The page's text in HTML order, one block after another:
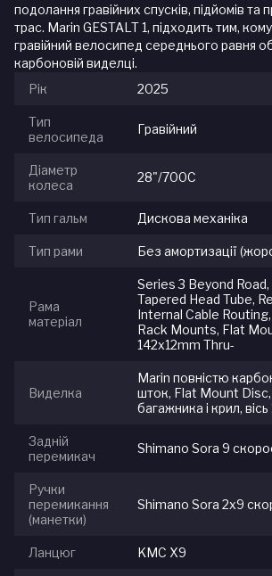
подолання гравійних спусків, підйомів та
трас. Marin GESTALT 1, підходить тим,
гравійний велосипед середнього равня
карбоновій виделці.
Рік
2025
Тип
велосипеда
Гравійний
Діаметр
колеса
28"/700С
Тип гальм Дискова механіка
Тип рами Без амортизації
Рама
матеріал
Series 3 Beyond
Tapered Head Tube,
Internal Cable
Rack Mounts, Flat
142x12mm Thru-
Виделка
Marin повністю
шток, Flat Mount Disc,
багажника і крил,
Задній
перемикач
Shimano Sora 9
Ручки
перемикання
(манетки)
Shimano Sora 2х9
Ланцюг KMC Х9